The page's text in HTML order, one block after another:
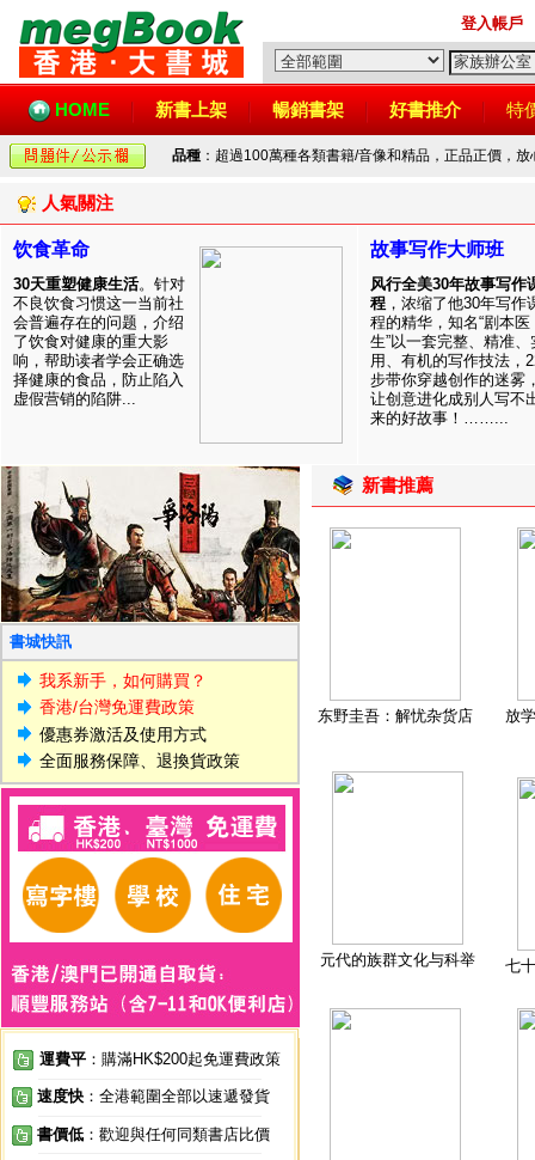
登入帳戶
HOME 新書上架 暢銷書架 好書推介 特
品種 ：超過100萬種各類書籍/音像和精品，正品正價，
人氣關注
饮食革命
30天重塑健康生活。针对
不良饮食习惯这一当前社
会普遍存在的问题，介绍
了饮食对健康的重大影
响，帮助读者学会正确选
择健康的食品，防止陷入
虚假营销的陷阱...
故事写作大师班
风行全美30年故事写作
程 ，浓缩了他30年写作
程的精华，知名“剧本医
生”以一套完整、精准、
用、有机的写作技法，
步带你穿越创作的迷雾
让创意进化成别人写不
来的好故事！……...
書城快訊
我系新手，如何購買？
香港/台灣免運費政策
優惠券激活及使用方式
全面服務保障、退換貨政策
運費平 ：購滿HK$200起免運費政策
速度快 ：全港範圍全部以速遞發貨
書價低 ：歡迎與任何同類書店比價
新書推薦
东野圭吾：解忧杂货店 放
元代的族群文化与科举 七